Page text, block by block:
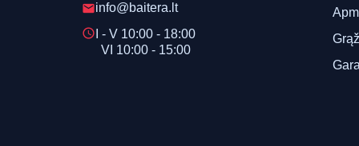
emailinfo@baitera.lt
schedule I - V 10:00 - 18:00
VI 10:00 - 15:00